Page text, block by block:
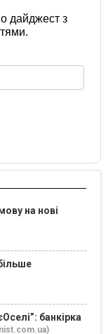
дайджест з
на нові
банкірка